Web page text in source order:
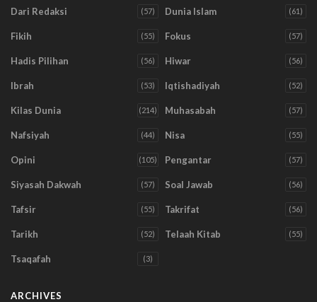
Dari Redaksi (57) Dunia Islam (61)
Fikih (55) Fokus (57)
Hadis Pilihan (56) Hiwar (56)
Ibrah (53) Iqtishadiyah (52)
Kilas Dunia (214) Muhasabah (57)
Nafsiyah (44) Nisa (55)
Opini (105) Pengantar (57)
Siyasah Dakwah (57) Soal Jawab (56)
Tafsir (55) Takrifat (56)
Tarikh (52) Telaah Kitab (55)
Tsaqafah (3)
ARCHIVES